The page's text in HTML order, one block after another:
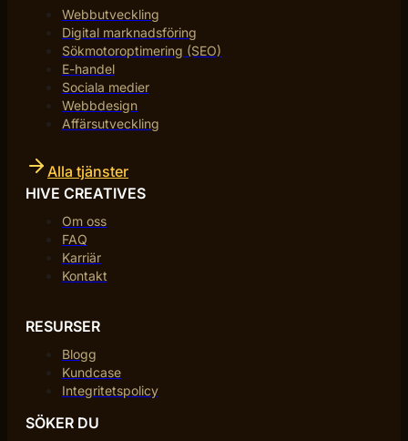
Webbutveckling
Digital marknadsföring
Sökmotoroptimering (SEO)
E-handel
Sociala medier
Webbdesign
Affärsutveckling
Alla tjänster
HIVE CREATIVES
Om oss
FAQ
Karriär
Kontakt
RESURSER
Blogg
Kundcase
Integritetspolicy
SÖKER DU